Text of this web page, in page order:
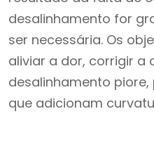
desalinhamento for
ser necessária. Os
aliviar a dor, corrigir a
desalinhamento
que adicionam